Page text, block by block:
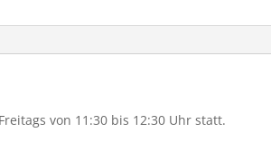
von 11:30 bis 12:30 Uhr statt.